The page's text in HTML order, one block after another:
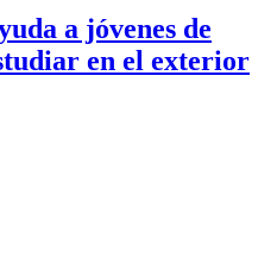
a jóvenes de
en el exterior